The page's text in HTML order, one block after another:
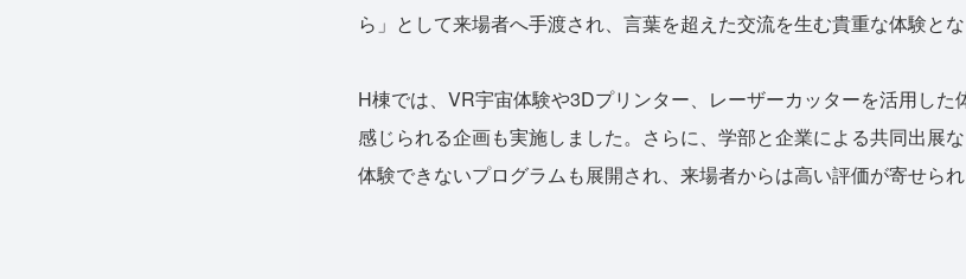
ら」として来場者へ手渡され、言葉を超えた交流を生む貴重な体験とな
H棟では、VR宇宙体験や3Dプリンター、レーザーカッターを活用した
感じられる企画も実施しました。さらに、学部と企業による共同出展
体験できないプログラムも展開され、来場者からは高い評価が寄せられ